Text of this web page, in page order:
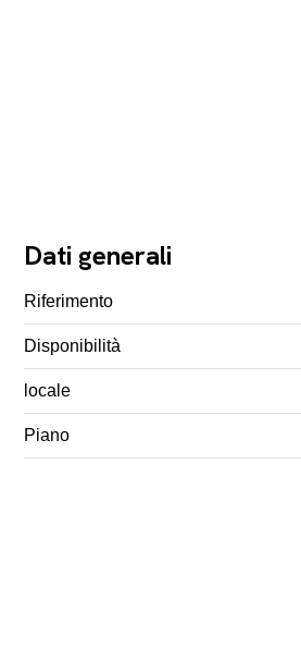
Dati generali
Riferimento
Disponibilità
locale
Piano